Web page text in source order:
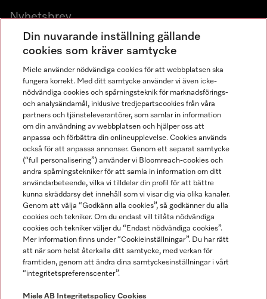
Nyhetsbrev
Gå med i vår gemenskap
Miele AB
Allmänna villkor
Användarvillkor
Miele tillgänglighetsförklaring
Lagen om digitala tjänster
Miele på LinkedIn
Miele på Facebook
Miele på Instagram
Miele på Youtube
Din nuvarande inställning gällande
cookies som kräver samtycke
Miele använder nödvändiga cookies för att webbplatsen ska
fungera korrekt. Med ditt samtycke använder vi även icke-
nödvändiga cookies och spårningsteknik för marknadsförings-
och analysändamål, inklusive tredjepartscookies från våra
partners och tjänsteleverantörer, som samlar in information
om din användning av webbplatsen och hjälper oss att
anpassa och förbättra din onlineupplevelse. Cookies används
också för att anpassa annonser. Genom ett separat samtycke
(“full personalisering”) använder vi Bloomreach-cookies och
andra spårningstekniker för att samla in information om ditt
användarbeteende, vilka vi tilldelar din profil för att bättre
kunna skräddarsy det innehåll som vi visar dig via olika kanaler.
Genom att välja “Godkänn alla cookies”, så godkänner du alla
cookies och tekniker. Om du endast vill tillåta nödvändiga
cookies och tekniker väljer du “Endast nödvändiga cookies”.
Mer information finns under “Cookieinställningar”. Du har rätt
att när som helst återkalla ditt samtycke, med verkan för
framtiden, genom att ändra dina samtyckesinställningar i vårt
“integritetspreferenscenter”.
Miele AB Integritetspolicy Cookies